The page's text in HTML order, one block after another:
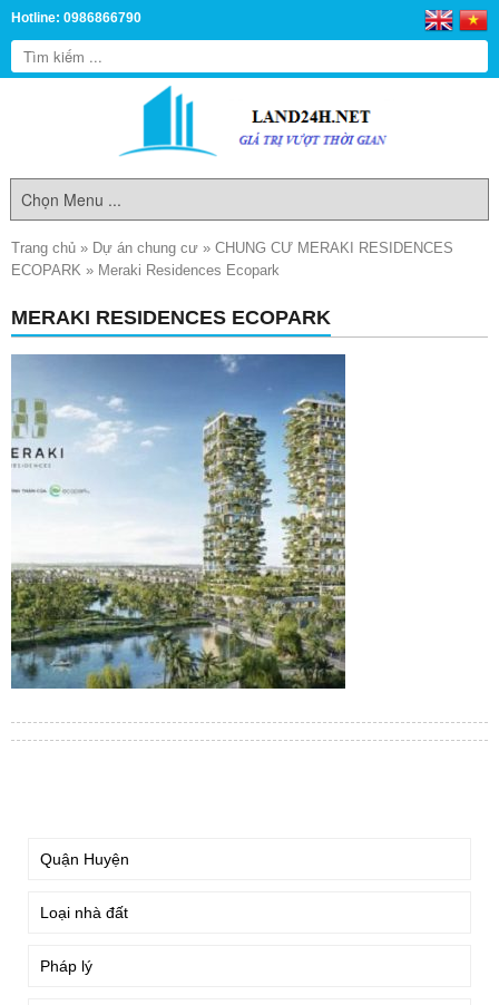
Hotline: 0986866790
Trang chủ » Dự án chung cư » CHUNG CƯ MERAKI RESIDENCES
ECOPARK » Meraki Residences Ecopark
MERAKI RESIDENCES ECOPARK